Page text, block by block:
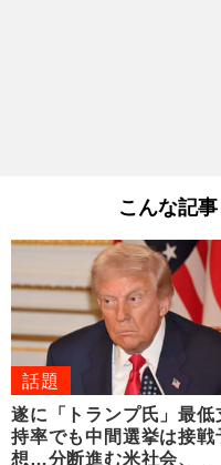
こんな記
話題
遂に「トランプ氏」最低
持率でも中間選挙は接戦
想…分断進む米社会、